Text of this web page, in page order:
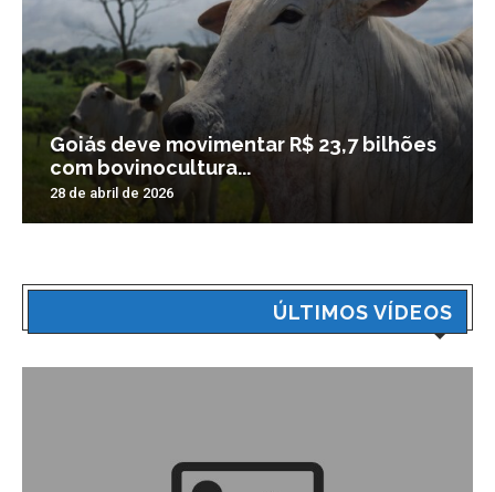
Goiás deve movimentar R$ 23,7 bilhões
com bovinocultura...
28 de abril de 2026
ÚLTIMOS VÍDEOS